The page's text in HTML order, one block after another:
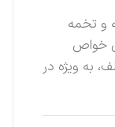
و تخمه
خواص
به ویژه در